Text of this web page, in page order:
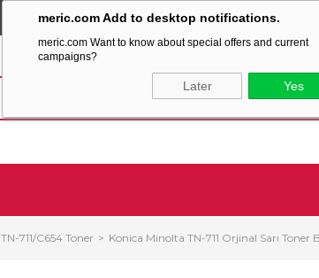
meric.com Add to desktop notifications.
meric.com Want to know about special offers and current
campaigns?
Later Yes
SABİT KARGO ÜCRETİ
TN-711/C654 Toner Konica Minolta TN-711 Orjinal Sarı